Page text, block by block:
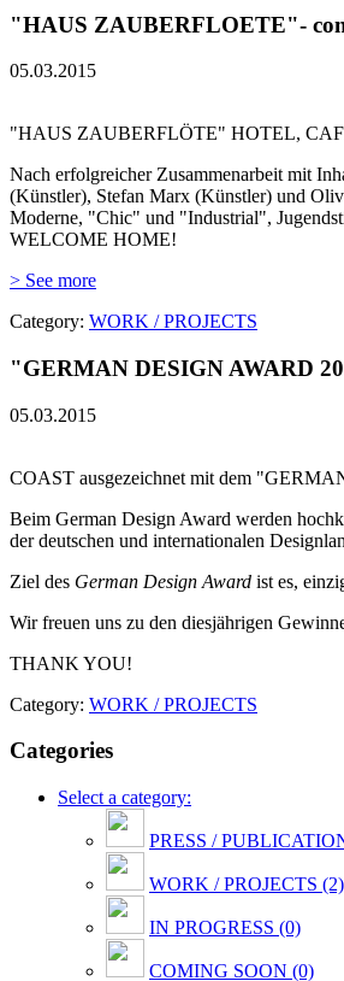
"HAUS ZAUBERFLOETE"-
05.03.2015
"HAUS ZAUBERFLÖTE" HOTEL,
Nach erfolgreicher Zusammenarbeit mit
(Künstler), Stefan Marx (Künstler) und
Moderne, "Chic" und "Industrial",
WELCOME HOME!
> See more
Category: WORK / PROJECTS
"GERMAN DESIGN AWARD
05.03.2015
COAST ausgezeichnet mit dem
Beim German Design Award werden
der deutschen und internationalen
Ziel des German Design Award ist es,
Wir freuen uns zu den diesjährigen
THANK YOU!
Category: WORK / PROJECTS
Categories
Select a category:
PRESS /
WORK / PROJECTS (2)
IN PROGRESS (0)
COMING SOON (0)